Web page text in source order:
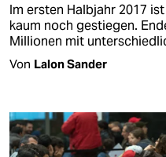
Im ersten Halbjahr 2017
kaum noch gestiegen.
Millionen mit
Von Lalon Sander